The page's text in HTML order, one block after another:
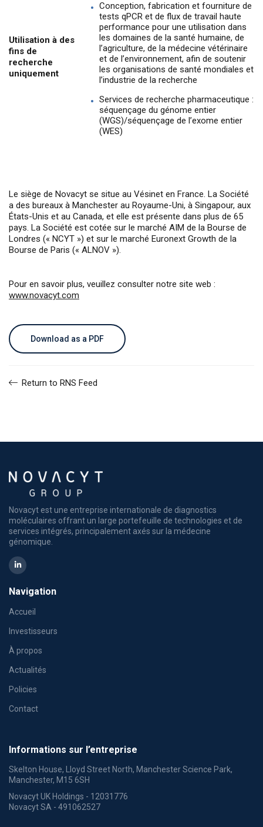
Utilisation à des
fins de
recherche
uniquement
Conception, fabrication et fourniture de
tests qPCR et de flux de travail haute
performance pour une utilisation dans
les domaines de la santé humaine, de
l’agriculture, de la médecine vétérinaire
et de l’environnement, afin de soutenir
les organisations de santé mondiales et
l’industrie de la recherche
Services de recherche pharmaceutique :
séquençage du génome entier
(WGS)/séquençage de l’exome entier
(WES)
Le siège de Novacyt se situe au Vésinet en France. La Société
a des bureaux à Manchester au Royaume-Uni, à Singapour, aux
États-Unis et au Canada, et elle est présente dans plus de 65
pays. La Société est cotée sur le marché AIM de la Bourse de
Londres (« NCYT ») et sur le marché Euronext Growth de la
Bourse de Paris (« ALNOV »).
Pour en savoir plus, veuillez consulter notre site web :
www.novacyt.com
Download as a PDF
Return to RNS Feed
Novacyt est une entreprise internationale de diagnostics
moléculaires offrant un large portefeuille de technologies et de
services intégrés, principalement axés sur la médecine
génomique.
Navigation
Accueil
Investisseurs
À propos
Actualités
Policies
Contact
Informations sur l’entreprise
Skelton House, Lloyd Street North, Manchester Science Park,
Manchester, M15 6SH
Novacyt UK Holdings - 12031776
Novacyt SA - 491062527